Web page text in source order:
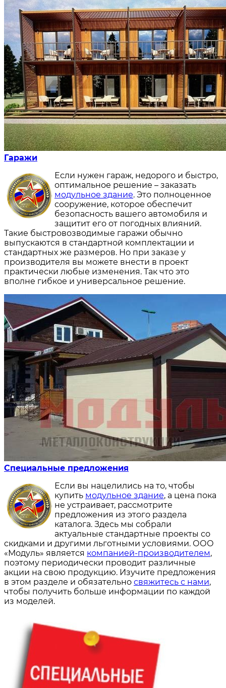
Гаражи
Если нужен гараж, недорого и быстро,
оптимальное решение – заказать
модульное здание. Это полноценное
сооружение, которое обеспечит
безопасность вашего автомобиля и
защитит его от погодных влияний.
Такие быстровозводимые гаражи обычно
выпускаются в стандартной комплектации и
стандартных же размеров. Но при заказе у
производителя вы можете внести в проект
практически любые изменения. Так что это
вполне гибкое и универсальное решение.
Специальные предложения
Если вы нацелились на то, чтобы
купить модульное здание, а цена пока
не устраивает, рассмотрите
предложения из этого раздела
каталога. Здесь мы собрали
актуальные стандартные проекты со
скидками и другими льготными условиями. ООО
«Модуль» является компанией-производителем,
поэтому периодически проводит различные
акции на свою продукцию. Изучите предложения
в этом разделе и обязательно свяжитесь с нами,
чтобы получить больше информации по каждой
из моделей.